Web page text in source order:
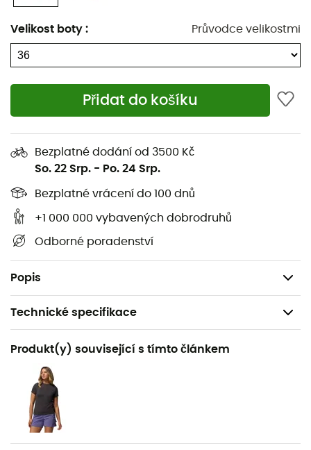
Velikost boty : Průvodce velikostmi
Přidat do košíku
Bezplatné dodání od 3500 Kč
So. 22 Srp. - Po. 24 Srp.
Bezplatné vrácení do 100 dnů
+1 000 000 vybavených dobrodruhů
Odborné poradenství
Popis
komfort, optimální tlumení a vynikající návratnost
Svršek: 100 % polyester
Mezipodešev: 100 % PE
Podešev: 100 % guma
Stélka: 100 % PU
Podšívka: 100 % polyester
Hmotnost: 2 x 317 g (38)
Technické specifikace
Doporučené pro
Pěší turistika / Trekking
Pohlaví
Dámské
Hmotnost
Produkt(y) související s tímto článkem